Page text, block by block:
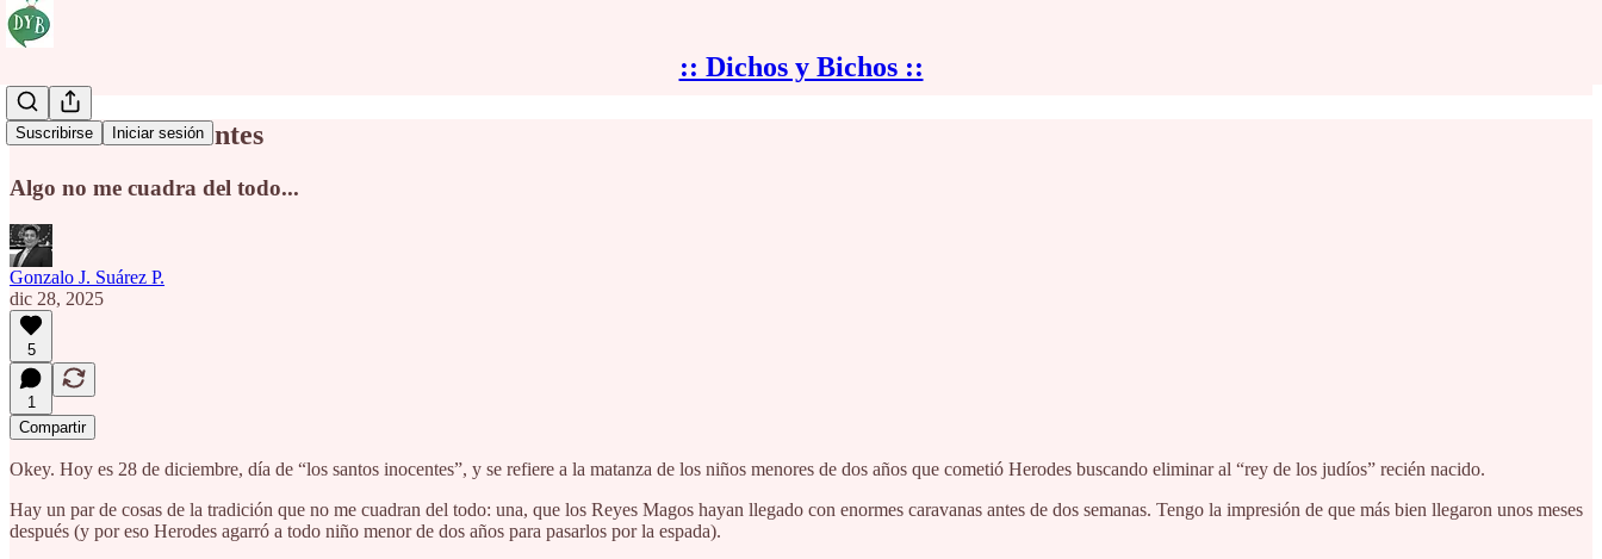
:: Dichos y Bichos ::
Suscribirse Iniciar sesión
Los Santos Inocentes
Algo no me cuadra del todo...
Gonzalo J. Suárez P.
dic 28, 2025
5
1
Compartir
Okey. Hoy es 28 de diciembre, día de “los santos inocentes”, y se refiere a la matanza de los niños menores de dos años que cometió Herodes buscando eliminar al “rey de los judíos” recién nacido.
Hay un par de cosas de la tradición que no me cuadran del todo: una, que los Reyes Magos hayan llegado con enormes caravanas antes de dos semanas. Tengo la impresión de que más bien llegaron unos meses
después (y por eso Herodes agarró a todo niño menor de dos años para pasarlos por la espada).